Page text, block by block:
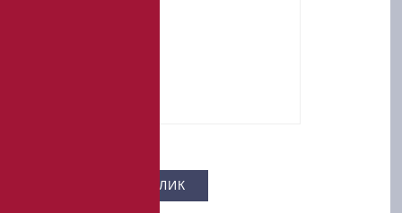
КУПИТЬ В 1 КЛИК